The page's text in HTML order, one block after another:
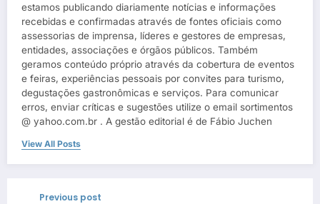
estamos publicando diariamente notícias e informações
recebidas e confirmadas através de fontes oficiais como
assessorias de imprensa, líderes e gestores de empresas,
entidades, associações e órgãos públicos. Também
geramos conteúdo próprio através da cobertura de eventos
e feiras, experiências pessoais por convites para turismo,
degustações gastronômicas e serviços. Para comunicar
erros, enviar críticas e sugestões utilize o email sortimentos
@ yahoo.com.br . A gestão editorial é de Fábio Juchen
View All Posts
Previous post